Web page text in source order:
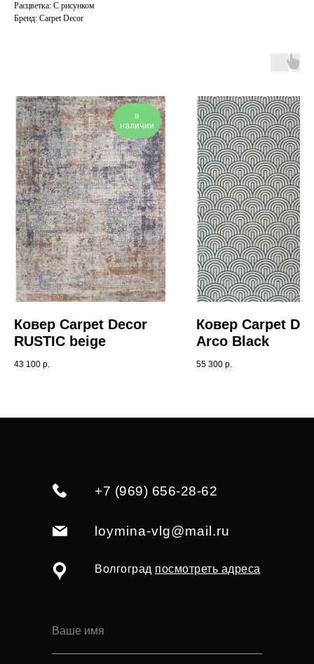
Расцветка: С рисунком
Бренд: Carpet Decor
в
наличии
Ковер Carpet Decor
RUSTIC beige
43 100 р.
Ковер Carpet
Arco Black
55 300 р.
Волгоград посмотреть адреса
loymina-vlg@mail.ru
+7 (969) 656-28-62